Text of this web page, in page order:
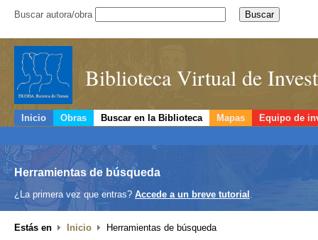
Buscar autora/obra
Biblioteca Virtual de
Inicio Obras Buscar en la Biblioteca Mapas Equipo de
Herramientas de búsqueda
¿La primera vez que entras? Accede a un breve tutorial .
Estás en Inicio Herramientas de búsqueda